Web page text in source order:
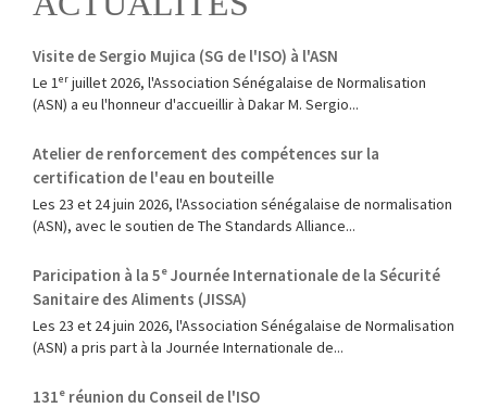
Visite de Sergio Mujica (SG de l'ISO) à l'ASN
Le 1ᵉʳ juillet 2026, l'Association Sénégalaise de Normalisation
(ASN) a eu l'honneur d'accueillir à Dakar M. Sergio...
Atelier de renforcement des compétences sur la
certification de l'eau en bouteille
Les 23 et 24 juin 2026, l'Association sénégalaise de normalisation
(ASN), avec le soutien de The Standards Alliance...
Paricipation à la 5ᵉ Journée Internationale de la Sécurité
Sanitaire des Aliments (JISSA)
‎Les 23 et 24 juin 2026, l'Association Sénégalaise de Normalisation
(ASN) a pris part à la Journée Internationale de...
131ᵉ réunion du Conseil de l'ISO